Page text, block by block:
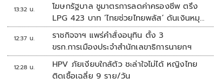
13:32 น.
โฆษกรัฐบาล ชูมาตรการลดค่าครองชีพ ตรึง
LPG 423 บาท ‘ไทยช่วยไทยพลัส’ ดันเงินหมุน
แสนล้าน
12:37 น.
ราชกิจจาฯ แพร่คำสั่งอนุทิน ตั้ง 3
ขรก.การเมืองประจำสำนักเลขาธิการนายกฯ
12:28 น.
HPV ภัยเงียบใกล้ตัว ชะล่าใจไม่ได้ หญิงไทย
ติดเชื้อเฉลี่ย 9 ราย/วัน